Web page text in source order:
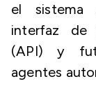
el sistema
interfaz de
(API) y
agentes